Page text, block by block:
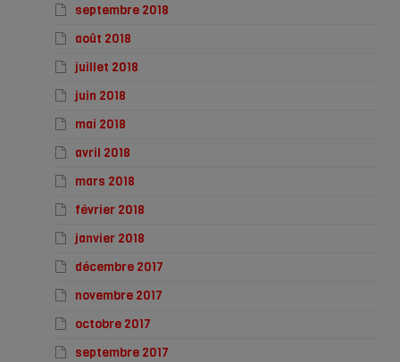
septembre 2018
août 2018
juillet 2018
juin 2018
mai 2018
avril 2018
mars 2018
février 2018
janvier 2018
décembre 2017
novembre 2017
octobre 2017
septembre 2017